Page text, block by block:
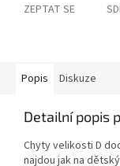
ZEPTAT SE
Popis Diskuze
Detailní popis
Chyty velikosti D
najdou jak na